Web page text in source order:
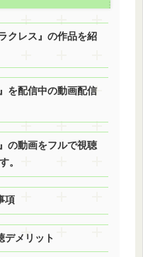
クレス』の作品を紹
を配信中の動画配信
の動画をフルで視聴
。
項
デメリット